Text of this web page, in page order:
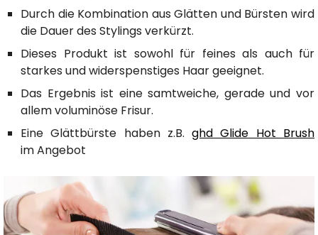
Durch die Kombination aus Glätten und Bürsten wird
die Dauer des Stylings verkürzt.
Dieses Produkt ist sowohl für feines als auch für
starkes und widerspenstiges Haar geeignet.
Das Ergebnis ist eine samtweiche, gerade und vor
allem voluminöse Frisur.
Eine Glättbürste haben z.B.ghd Glide Hot Brush
im Angebot